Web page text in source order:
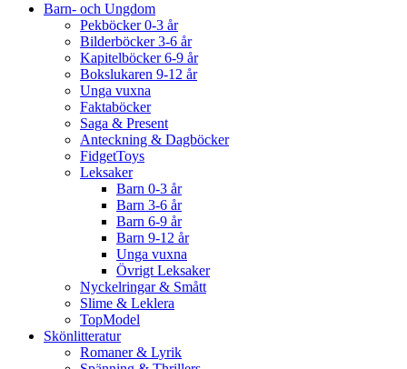
Barn- och Ungdom
Pekböcker 0-3 år
Bilderböcker 3-6 år
Kapitelböcker 6-9 år
Bokslukaren 9-12 år
Unga vuxna
Faktaböcker
Saga & Present
Anteckning & Dagböcker
FidgetToys
Leksaker
Barn 0-3 år
Barn 3-6 år
Barn 6-9 år
Barn 9-12 år
Unga vuxna
Övrigt Leksaker
Nyckelringar & Smått
Slime & Leklera
TopModel
Skönlitteratur
Romaner & Lyrik